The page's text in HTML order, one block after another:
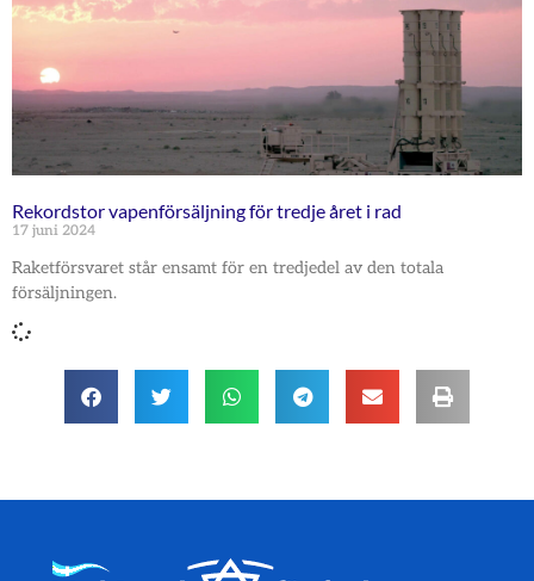
Rekordstor vapenförsäljning för tredje året i rad
17 juni 2024
Raketförsvaret står ensamt för en tredjedel av den totala
försäljningen.